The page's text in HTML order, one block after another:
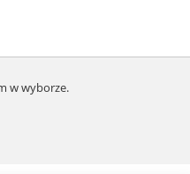
w wyborze.